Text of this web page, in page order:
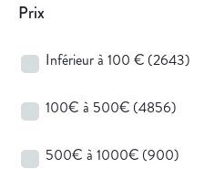
Prix
Inférieur à 100 € (2643)
100€ à 500€ (4856)
500€ à 1000€ (900)